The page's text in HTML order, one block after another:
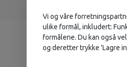
Vi og våre
ulike formål, inkludert:
formålene. Du kan også
og deretter trykke 'Lagre